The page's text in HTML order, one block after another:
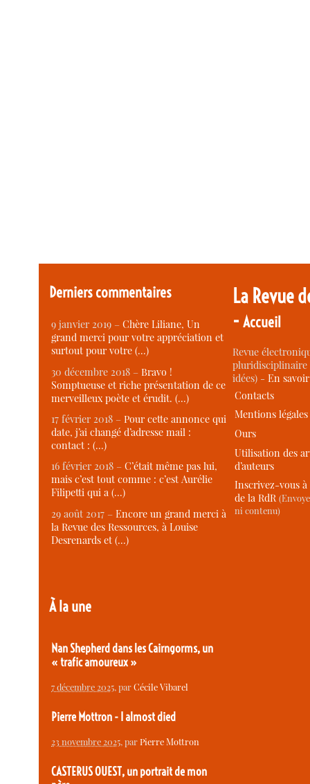
Derniers commentaires
9 janvier 2019 –Chère Liliane, Un
grand merci pour votre appréciation et
surtout pour votre (…)
30 décembre 2018 –Bravo !
Somptueuse et riche présentation de ce
merveilleux poète et érudit. (…)
17 février 2018 –Pour cette annonce qui
date, j’ai changé d’adresse mail :
contact : (…)
16 février 2018 –C’était même pas lui,
mais c’est tout comme : c’est Aurélie
Filipetti qui a (…)
29 août 2017 –Encore un grand merci à
la Revue des Ressources, à Louise
Desrenards et (…)
À la une
Nan Shepherd dans les Cairngorms, un
« trafic amoureux »
7 décembre 2025, parCécile Vibarel
Pierre Mottron - I almost died
23 novembre 2025, parPierre Mottron
CASTERUS OUEST, un portrait de mon
La Revue
-Accueil
Revue
idées) -En
Contacts
Mentions légales
Ours
Utilisation des
d’auteurs
Inscrivez-vous
de la RdR
ni contenu)